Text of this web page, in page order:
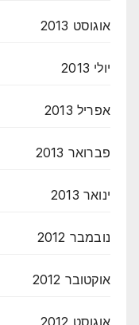
אוגוסט 2013
יולי 2013
אפריל 2013
פברואר 2013
ינואר 2013
נובמבר 2012
אוקטובר 2012
אוגוסט 2012